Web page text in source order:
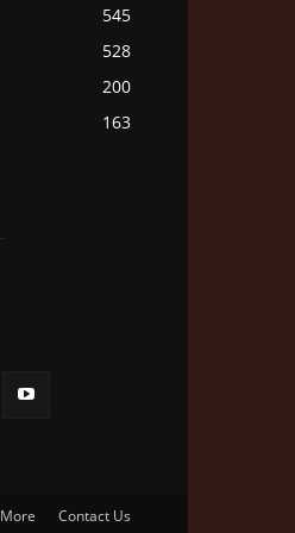
545
528
200
163
More Contact Us